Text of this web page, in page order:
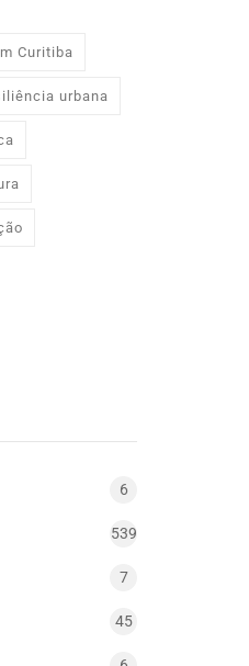
Curitiba
urbana
6
539
7
45